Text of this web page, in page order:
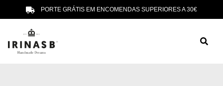
PORTE GRÁTIS EM ENCOMENDAS SUPERIORES A 30€